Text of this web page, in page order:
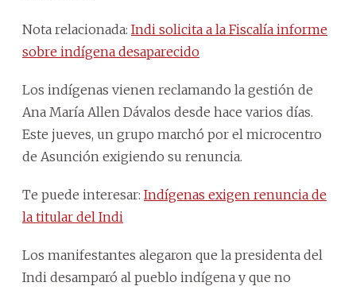
Nota relacionada: Indi solicita a la Fiscalía informe
sobre indígena desaparecido
Los indígenas vienen reclamando la gestión de
Ana María Allen Dávalos desde hace varios días.
Este jueves, un grupo marchó por el microcentro
de Asunción exigiendo su renuncia.
Te puede interesar: Indígenas exigen renuncia de
la titular del Indi
Los manifestantes alegaron que la presidenta del
Indi desamparó al pueblo indígena y que no